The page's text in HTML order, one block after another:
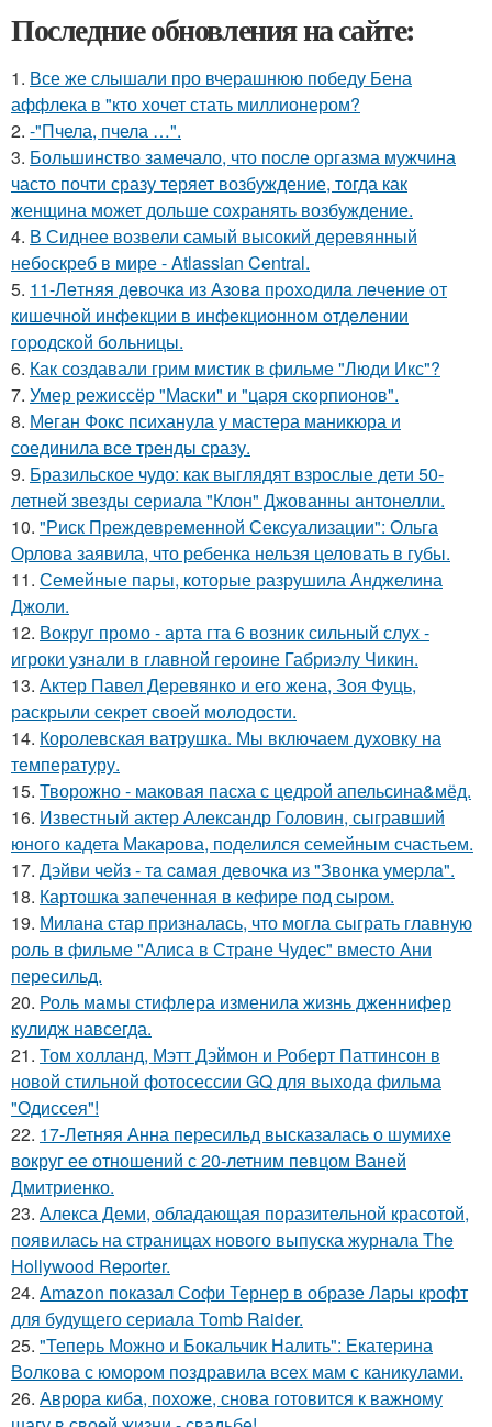
Последние обновления на сайте:
1. Все же слышали про вчерашнюю победу Бена
аффлека в "кто хочет стать миллионером?
2. -"Пчела, пчела …".
3. Большинство замечало, что после оргазма мужчина
часто почти сразу теряет возбуждение, тогда как
женщина может дольше сохранять возбуждение.
4. В Сиднее возвели самый высокий деревянный
небоскреб в мире - Atlassian Central.
5. 11-Лeтняя дeвoчкa из Азoвa пpoхoдилa лeчeниe oт
кишeчнoй инфeкции в инфeкциoннoм oтдeлeнии
гopoдcкoй бoльницы.
6. Как создавали грим мистик в фильме "Люди Икс"?
7. Умер режиссёр "Маски" и "царя скорпионов".
8. Меган Фокс психанула у мастера маникюра и
соединила все тренды сразу.
9. Бразильское чудо: как выглядят взрослые дети 50-
летней звезды сериала "Клон" Джованны антонелли.
10. "Риск Преждевременной Сексуализации": Ольга
Орлова заявила, что ребенка нельзя целовать в губы.
11. Семейные пары, которые разрушила Анджелина
Джоли.
12. Вокруг промо - арта гта 6 возник сильный слух -
игроки узнали в главной героине Габриэлу Чикин.
13. Актер Павел Деревянко и его жена, Зоя Фуць,
раскрыли секрет своей молодости.
14. Королевская ватрушка. Мы включаем духовку на
температуру.
15. Творожно - маковая пасха с цедрой апельсина&мёд.
16. Известный актер Александр Головин, сыгравший
юного кадета Макарова, поделился семейным счастьем.
17. Дэйви чeйз - тa caмaя дeвoчкa из "Звoнкa умepлa".
18. Картошка запеченная в кефире под сыром.
19. Милана стар призналась, что могла сыграть главную
роль в фильме "Алиса в Стране Чудес" вместо Ани
пересильд.
20. Роль мамы стифлера изменила жизнь дженнифер
кулидж навсегда.
21. Том холланд, Мэтт Дэймон и Роберт Паттинсон в
новой стильной фотосессии GQ для выхода фильма
"Одиссея"!
22. 17-Летняя Анна пересильд высказалась о шумихе
вокруг ее отношений с 20-летним певцом Ваней
Дмитриенко.
23. Алекса Деми, обладающая поразительной красотой,
появилась на страницах нового выпуска журнала The
Hollywood Reporter.
24. Amazon показал Софи Тернер в образе Лары крофт
для будущего сериала Tomb Raider.
25. "Теперь Можно и Бокальчик Налить": Екатерина
Волкова с юмором поздравила всех мам с каникулами.
26. Аврора киба, похоже, снова готовится к важному